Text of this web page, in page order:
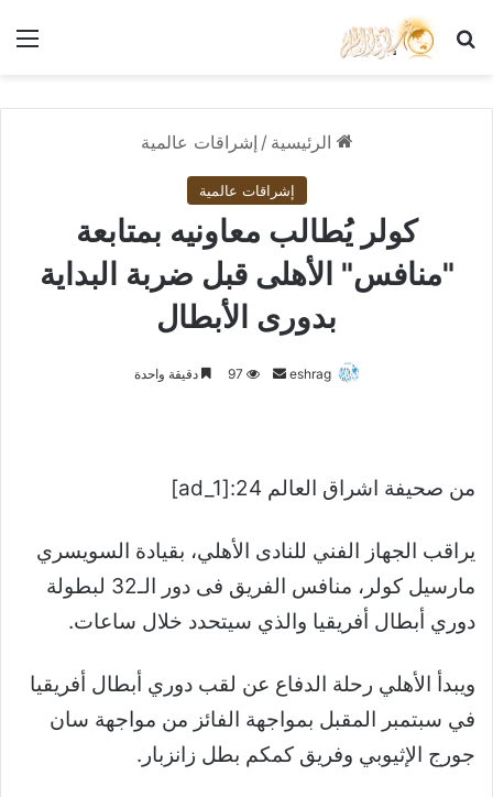
بحث عن
الرئيسية / إشراقات عالمية
إشراقات عالمية
كولر يُطالب معاونيه بمتابعة
"منافس" الأهلى قبل ضربة البداية
بدورى الأبطال
eshrag
أرسل 97 دقيقة واحدة
من صحيفة اشراق العالم 24:[ad_1]
يراقب الجهاز الفني للنادى الأهلي، بقيادة السويسري
مارسيل كولر، منافس الفريق فى دور الـ32 لبطولة
دوري أبطال أفريقيا والذي سيتحدد خلال ساعات.
ويبدأ الأهلي رحلة الدفاع عن لقب دوري أبطال أفريقيا
في سبتمبر المقبل بمواجهة الفائز من مواجهة سان
جورج الإثيوبي وفريق كمكم بطل زانزبار.